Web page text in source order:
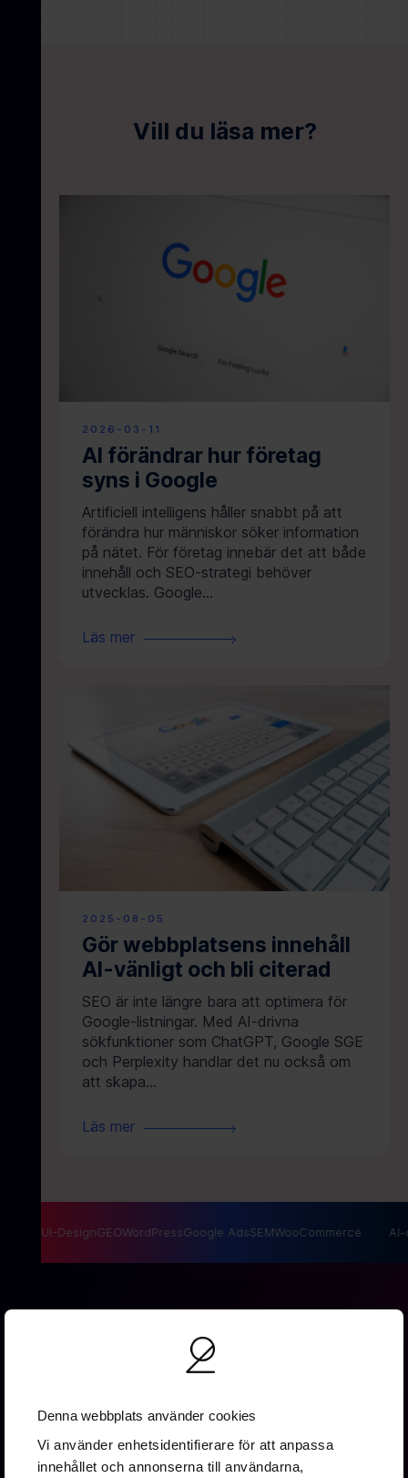
Denna webbplats använder cookies
Vi använder enhetsidentifierare för att anpassa
innehållet och annonserna till användarna,
Vill du läsa mer?
2026-03-11
AI förändrar hur företag
syns i Google
Artificiell intelligens håller snabbt på att
förändra hur människor söker information
på nätet. För företag innebär det att både
innehåll och SEO-strategi behöver
utvecklas. Google…
Läs mer
2025-08-05
Gör webbplatsens innehåll
AI-vänligt och bli citerad
SEO är inte längre bara att optimera för
Google-listningar. Med AI-drivna
sökfunktioner som ChatGPT, Google SGE
och Perplexity handlar det nu också om
att skapa…
Läs mer
UX/UI-DesignGEOWordPressGoogle AdsSEMWooCommerce AI-
411 16 Göteborg
0737 16 67 88